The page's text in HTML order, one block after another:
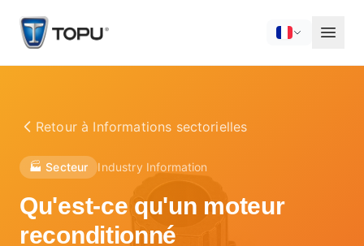
Retour à Informations sectorielles
🏭 Secteur Industry Information
Qu'est-ce qu'un moteur
reconditionné